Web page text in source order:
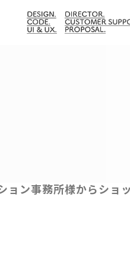
ション事務所様からシ